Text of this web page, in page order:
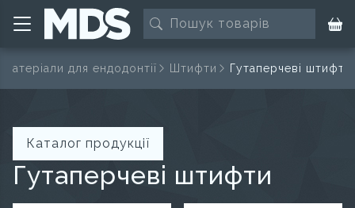
для ендодонтії Штифти Гутаперчеві штифти
Каталог продукції
Гутаперчеві штифти